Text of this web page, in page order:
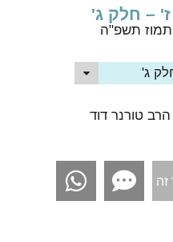
– חלק ג'
ג'
הרב טורנר דוד
זה